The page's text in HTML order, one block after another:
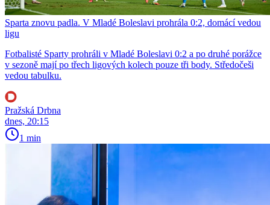
Sparta znovu padla. V Mladé Boleslavi prohrála 0:2, domácí vedou
ligu
Fotbalisté Sparty prohráli v Mladé Boleslavi 0:2 a po druhé porážce
v sezoně mají po třech ligových kolech pouze tři body. Středočeši
vedou tabulku.
Pražská Drbna
dnes, 20:15
1 min